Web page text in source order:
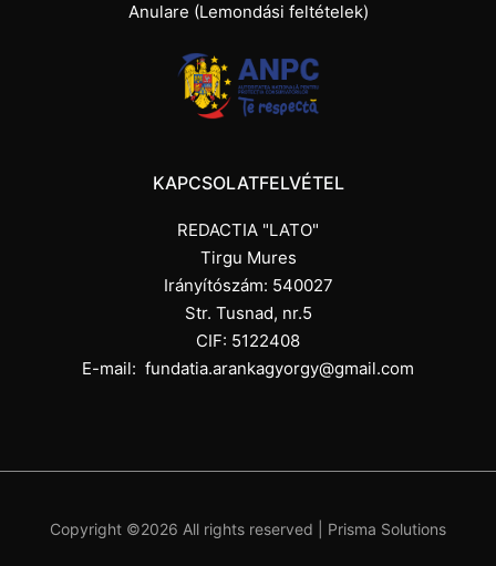
Anulare (Lemondási feltételek)
KAPCSOLATFELVÉTEL
REDACTIA "LATO"
Tirgu Mures
Irányítószám: 540027
Str. Tusnad, nr.5
CIF: 5122408
E-mail: fundatia.arankagyorgy@gmail.com
Copyright ©2026 All rights reserved | Prisma Solutions